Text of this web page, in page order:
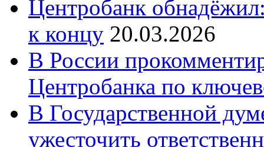
Центробанк
к концу 20.03.2026
В России
Центробанка по
В Государственной
ужесточить